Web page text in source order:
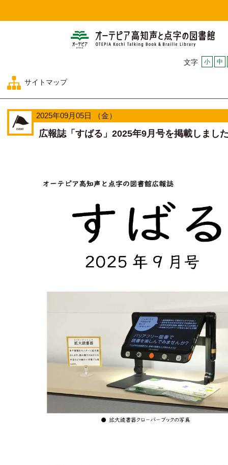
オー
文字 小 中
サイトマップ
2025年09月05日 （金）
広報誌「すばる」2025年9月号を掲載しまし